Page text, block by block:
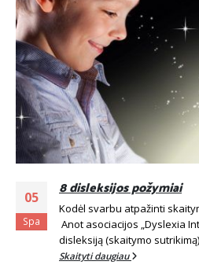
05
Spa
8 disleksijos požymiai
Kodėl svarbu atpažinti
Anot asociacijos „Dyslexia
disleksiją (skaitymo
Skaityti daugiau